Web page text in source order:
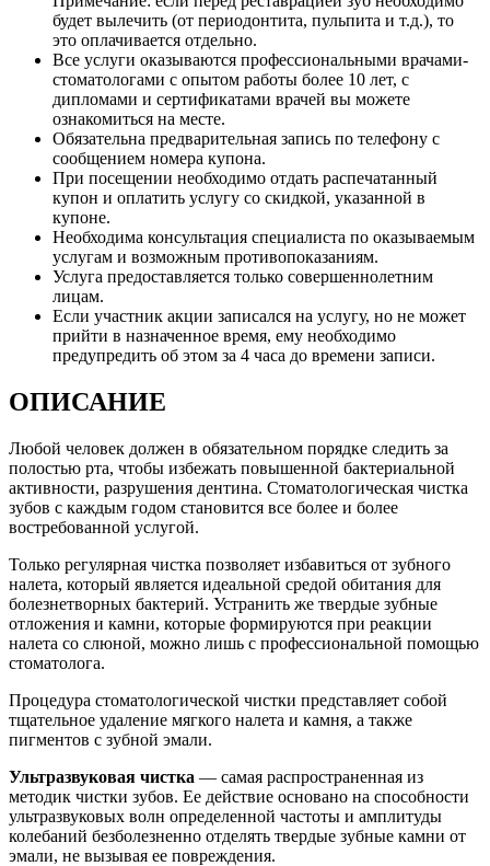
будет вылечить (от периодонтита, пульпита и т.д.), то
это оплачивается отдельно.
Все услуги оказываются профессиональными врачами-
стоматологами с опытом работы более 10 лет, с
дипломами и сертификатами врачей вы можете
ознакомиться на месте.
Обязательна предварительная запись по телефону с
сообщением номера купона.
При посещении необходимо отдать распечатанный
купон и оплатить услугу со скидкой, указанной в
купоне.
Необходима консультация специалиста по оказываемым
услугам и возможным противопоказаниям.
Услуга предоставляется только совершеннолетним
лицам.
Если участник акции записался на услугу, но не может
прийти в назначенное время, ему необходимо
предупредить об этом за 4 часа до времени записи.
ОПИСАНИЕ
Любой человек должен в обязательном порядке следить за
полостью рта, чтобы избежать повышенной бактериальной
активности, разрушения дентина. Стоматологическая чистка
зубов с каждым годом становится все более и более
востребованной услугой.
Только регулярная чистка позволяет избавиться от зубного
налета, который является идеальной средой обитания для
болезнетворных бактерий. Устранить же твердые зубные
отложения и камни, которые формируются при реакции
налета со слюной, можно лишь с профессиональной помощью
стоматолога.
Процедура стоматологической чистки представляет собой
тщательное удаление мягкого налета и камня, а также
пигментов с зубной эмали.
Ультразвуковая чистка — самая распространенная из
методик чистки зубов. Ее действие основано на способности
ультразвуковых волн определенной частоты и амплитуды
колебаний безболезненно отделять твердые зубные камни от
эмали, не вызывая ее повреждения.